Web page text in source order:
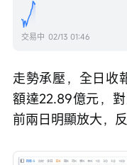
交易中 02/13 01:46
走勢承壓，全日收
額達22.89億元，
前兩日明顯放大，